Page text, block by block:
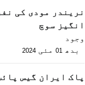
نریندر مودی کی
انگیز سوچ
وجود
بدھ 01 مئی 2024
پاک ایران گیس